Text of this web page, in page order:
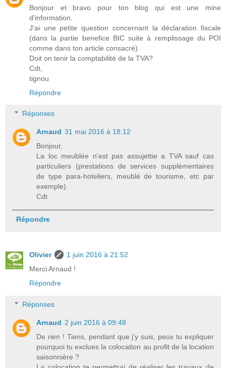
Bonjour et bravo pour ton blog qui est une mine
d'information.
J'ai une petite question concernant la déclaration fiscale
(dans la partie benefice BIC suite à remplissage du POI
comme dans ton article consacré).
Doit on tenir la comptabilité de la TVA?
Cdt,
tignou
Répondre
Réponses
Arnaud 31 mai 2016 à 18:12
Bonjour,
La loc meublée n'est pas assujettie a TVA sauf cas
particuliers (prestations de services supplémentaires
de type para-hoteliers, meublé de tourisme, etc par
exemple).
Cdt
Répondre
Olivier
1 juin 2016 à 21:52
Merci Arnaud !
Répondre
Réponses
Arnaud 2 juin 2016 à 09:48
De rien ! Tiens, pendant que j'y suis, peux tu expliquer
pourquoi tu exclues la colocation au profit de la location
saisonnière ?